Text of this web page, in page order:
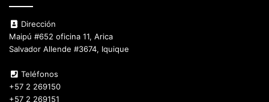
Dirección
Maipú #652 oficina 11, Arica
Salvador Allende #3674, Iquique
Teléfonos
+57 2 269150
+57 2 269151